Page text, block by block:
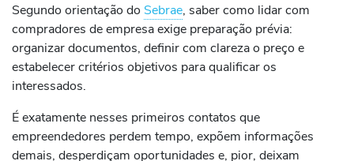
Segundo orientação do Sebrae, saber como lidar com
compradores de empresa exige preparação prévia:
organizar documentos, definir com clareza o preço e
estabelecer critérios objetivos para qualificar os
interessados.
É exatamente nesses primeiros contatos que
empreendedores perdem tempo, expõem informações
demais, desperdiçam oportunidades e, pior, deixam